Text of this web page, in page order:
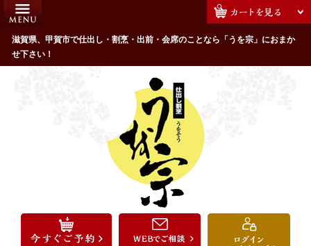
滋賀県、甲賀市で仕出し・割烹・出前・会席のことなら「うを宗」におまか
せ下さい！
HOME
うを宗のこだわり
配達エリア・注文方法
お祝い・ハレの日